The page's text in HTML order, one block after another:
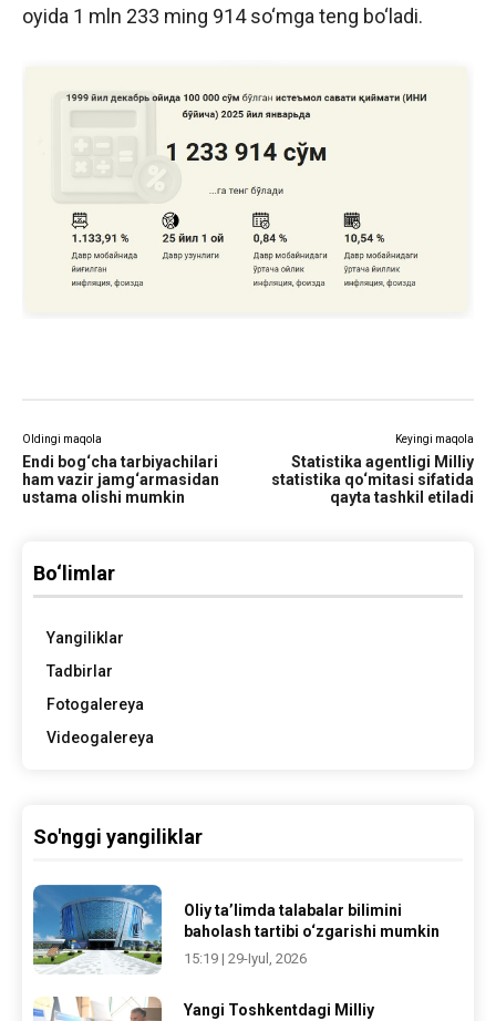
oyida 1 mln 233 ming 914 so‘mga teng bo‘ladi.
Oldingi maqola
Endi bog‘cha tarbiyachilari
ham vazir jamg‘armasidan
ustama olishi mumkin
Keyingi maqola
Statistika agentligi Milliy
statistika qo‘mitasi sifatida
qayta tashkil etiladi
Bo‘limlar
Yangiliklar
Tadbirlar
Fotogalereya
Videogalereya
So'nggi yangiliklar
Oliy ta’limda talabalar bilimini
baholash tartibi o‘zgarishi mumkin
15:19 | 29-Iyul, 2026
Yangi Toshkentdagi Milliy